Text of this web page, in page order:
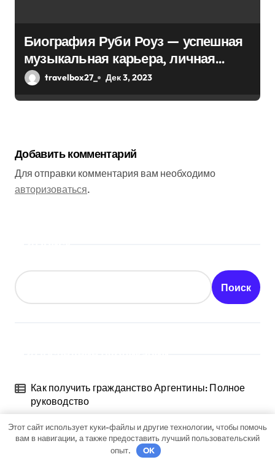
Биография Руби Роуз — успешная
музыкальная карьера, личная
жизнь и знаковые достижения
travelbox27_ Дек 3, 2023
Добавить комментарий
Для отправки комментария вам необходимо
авторизоваться.
Поиск
Как получить гражданство Аргентины: Полное
руководство
Запись на визу в Посольство США: Пошаговое
Этот сайт использует куки-файлы и другие технологии, чтобы помочь
вам в навигации, а также предоставить лучший пользовательский
опыт.
OK